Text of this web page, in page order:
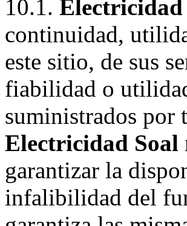
10.1. Electricidad
continuidad,
este sitio, de sus
fiabilidad o
suministrados por
Electricidad Soal
garantizar la
infalibilidad del